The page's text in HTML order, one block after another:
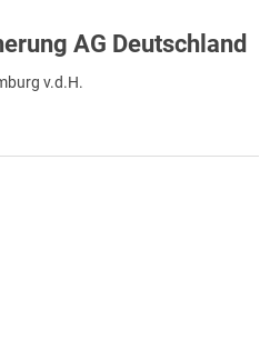
AG Deutschland
v.d.H.